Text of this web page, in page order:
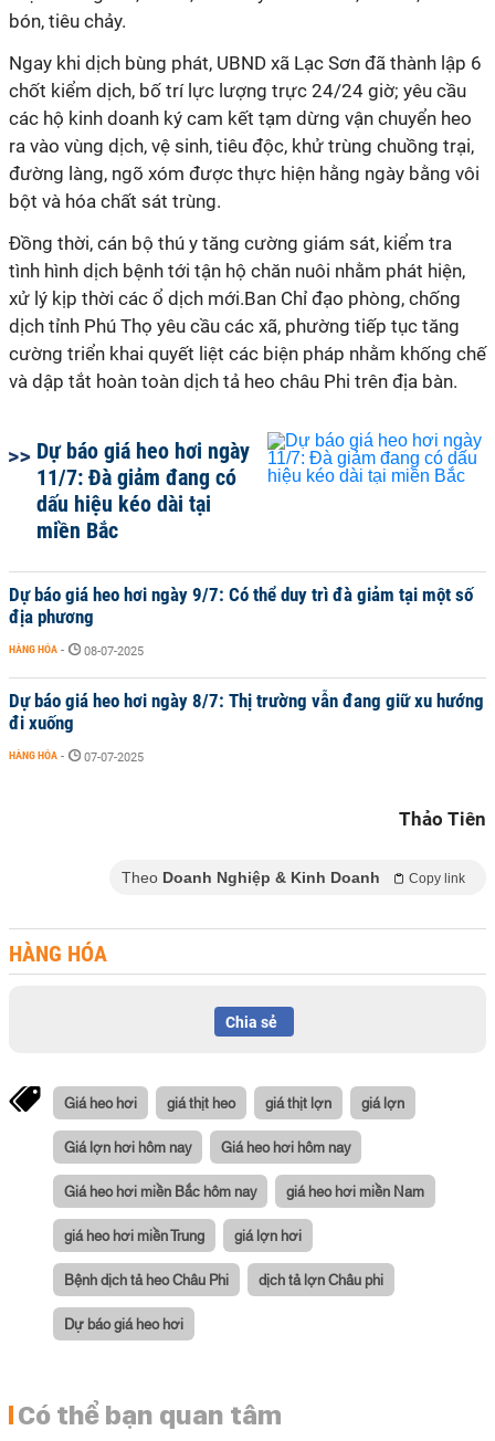
bón, tiêu chảy.
Ngay khi dịch bùng phát, UBND xã Lạc Sơn đã thành lập 6
chốt kiểm dịch, bố trí lực lượng trực 24/24 giờ; yêu cầu
các hộ kinh doanh ký cam kết tạm dừng vận chuyển heo
ra vào vùng dịch, vệ sinh, tiêu độc, khử trùng chuồng trại,
đường làng, ngõ xóm được thực hiện hằng ngày bằng vôi
bột và hóa chất sát trùng.
Đồng thời, cán bộ thú y tăng cường giám sát, kiểm tra
tình hình dịch bệnh tới tận hộ chăn nuôi nhằm phát hiện,
xử lý kịp thời các ổ dịch mới.Ban Chỉ đạo phòng, chống
dịch tỉnh Phú Thọ yêu cầu các xã, phường tiếp tục tăng
cường triển khai quyết liệt các biện pháp nhằm khống chế
và dập tắt hoàn toàn dịch tả heo châu Phi trên địa bàn.
Dự báo giá heo hơi ngày
11/7: Đà giảm đang có
dấu hiệu kéo dài tại
miền Bắc
Dự báo giá heo hơi ngày 9/7: Có thể duy trì đà giảm tại một số
địa phương
HÀNG HÓA - 08-07-2025
Dự báo giá heo hơi ngày 8/7: Thị trường vẫn đang giữ xu hướng
đi xuống
HÀNG HÓA - 07-07-2025
Thảo Tiên
Theo Doanh Nghiệp & Kinh Doanh Copy link
HÀNG HÓA
Chia sẻ
Giá heo hơi giá thịt heo giá thịt lợn giá lợn
Giá lợn hơi hôm nay Giá heo hơi hôm nay
Giá heo hơi miền Bắc hôm nay giá heo hơi miền Nam
giá heo hơi miền Trung giá lợn hơi
Bệnh dịch tả heo Châu Phi dịch tả lợn Châu phi
Dự báo giá heo hơi
Có thể bạn quan tâm